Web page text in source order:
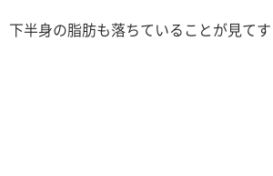
下半身の脂肪も落ちていることが見てす